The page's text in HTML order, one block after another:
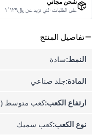
شحن مجاني
على الطلبات التي تزيد عن ﷼١٬١٢٩
تفاصيل المنتج
النمط:سادة
المادة:جلد صناعي
ارتفاع الكعب:كعب متوسط (5-9 سم)
نوع الكعب:كعب سميك